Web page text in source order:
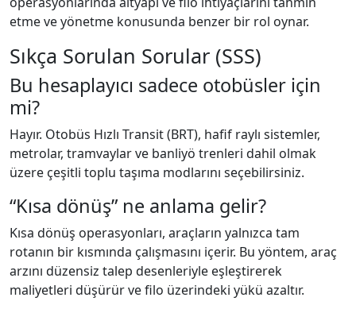
etme ve yönetme konusunda benzer bir rol oynar.
Sıkça Sorulan Sorular (SSS)
Bu hesaplayıcı sadece otobüsler için
mi?
Hayır. Otobüs Hızlı Transit (BRT), hafif raylı sistemler,
metrolar, tramvaylar ve banliyö trenleri dahil olmak
üzere çeşitli toplu taşıma modlarını seçebilirsiniz.
“Kısa dönüş” ne anlama gelir?
Kısa dönüş operasyonları, araçların yalnızca tam
rotanın bir kısmında çalışmasını içerir. Bu yöntem, araç
arzını düzensiz talep desenleriyle eşleştirerek
maliyetleri düşürür ve filo üzerindeki yükü azaltır.